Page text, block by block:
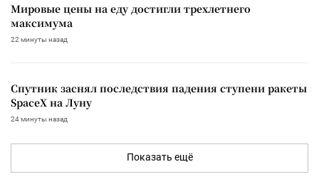
Мировые цены на еду достигли трехлетнего
максимума
22 минуты назад
Спутник заснял последствия падения ступени ракеты
SpaceX на Луну
24 минуты назад
Показать ещё